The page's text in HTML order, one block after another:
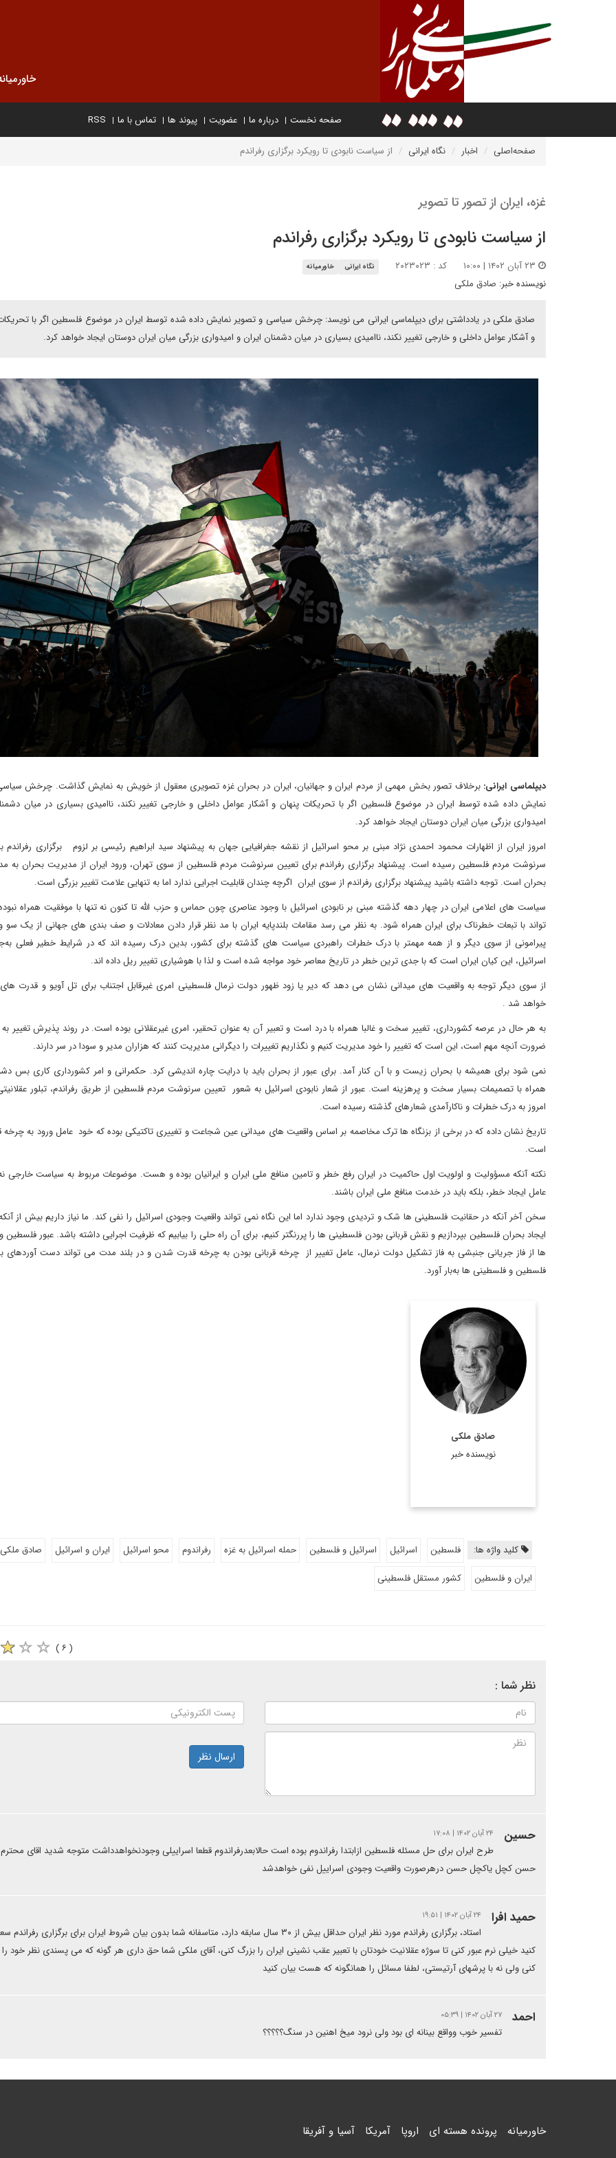
صفحه نخست درباره ما عضویت پیوند ها تماس با ما RSS
صفحه‌اصلی اخبار نگاه ایرانی از سیاست نابودی تا رویکرد برگزاری رفراندم
غزه، ایران از تصور تا تصویر
از سیاست نابودی تا رویکرد برگزاری رفراندم
کد : ۲۰۲۳۰۲۳ نگاه ایرانی خاورمیانه
نویسنده خبر: صادق ملکی
صادق ملکی در یادداشتی برای دیپلماسی ایرانی می نویسد: چرخش سیاسی و تصویر نمایش داده شده توسط ایران در موضوع فلسطین اگر با
و آشکار عوامل داخلی و خارجی تغییر نکند، ناامیدی بسیاری در میان دشمنان ایران و امیدواری بزرگی میان ایران دوستان ایجاد خواهد کرد.
دیپلماسی ایرانی:برخلاف تصور بخش مهمی از مردم ایران و جهانیان، ایران در بحران غزه تصویری معقول از خویش به نمایش گذاشت. چرخش
نمایش داده شده توسط ایران در موضوع فلسطین اگر با تحریکات پنهان و آشکار عوامل داخلی و خارجی تغییر نکند، ناامیدی بسیاری در میان
امیدواری بزرگی میان ایران دوستان ایجاد خواهد کرد.
امروز ایران از اظهارات محمود احمدی نژاد مبنی بر محو اسرائیل از نقشه جغرافیایی جهان به پیشنهاد سید ابراهیم رئیسی بر لزوم برگزاری رفراندم
سرنوشت مردم فلسطین رسیده است. پیشنهاد برگزاری رفراندم برای تعیین سرنوشت مردم فلسطین از سوی تهران،‌‌‌ ورود ایران از مدیریت بحران به
بحران است. توجه داشته باشید پیشنهاد برگزاری رفراندم از سوی ایران اگرچه چندان قابلیت اجرایی ندارد اما به تنهایی علامت تغییر بزرگی است.
سیاست های اعلامی ایران در چهار دهه گذشته مبنی بر نابودی اسرائیل با وجود عناصری چون حماس و حزب الله تا کنون نه تنها با موفقیت همراه
تواند با تبعات خطرناک برای ایران همراه شود. به نظر می رسد مقامات بلندپایه ایران با مد نظر قرار دادن معادلات و صف بندی های جهانی از یک سو
پیرامونی از سوی دیگر و از همه مهمتر با درک خطرات راهبردی سیاست های گذشته برای کشور، بدین درک رسیده اند که در شرایط خطیر فعلی
اسرائیل‌‌، این کیان ایران است که با جدی ترین خطر در تاریخ معاصر خود مواجه شده است و لذا با هوشیاری تغییر ریل داده اند.
از سوی دیگر توجه به واقعیت های میدانی نشان می دهد که دیر یا زود ظهور دولت نرمال فلسطینی امری غیرقابل اجتناب‌ برای تل آویو و قدرت
خواهد شد .
به هر حال در عرصه کشورداری، تغییر سخت و غالبا همراه با درد است و تعبیر آن به عنوان تحقیر، امری غیرعقلانی بوده است. در روند پذیرش تغییر
ضرورت آنچه مهم است، این است که تغییر را خود مدیریت کنیم و نگذاریم تغییرات را دیگرانی مدیریت کنند که هزاران مدیر و سودا در سر دارند.
نمی شود برای همیشه با بحران زیست‌‌ و با آن کنار آمد. برای عبور از بحران باید با درایت چاره اندیشی کرد. حکمرانی و امر کشورداری کاری بس
همراه با تصمیمات بسیار سخت و پرهزینه است. عبور از شعار نابودی اسرائیل به شعور تعیین سرنوشت مردم فلسطین از طریق رفراندم، تبلور
امروز به درک خطرات و ناکارآمدی شعارهای گذشته رسیده است.
تاریخ نشان داده که در برخی از بزنگاه ها ترک مخاصمه بر اساس واقعیت های میدانی عین شجاعت و تغییری تاکتیکی بوده که خود عامل ورود به
است.
نکته آنکه مسؤولیت و اولویت اول حاکمیت در ایران رفع خطر و تامین منافع ملی ایران و ایرانیان بوده و هست. موضوعات مربوط به سیاست خارجی نه
عامل ایجاد خطر، بلکه باید در خدمت منافع ملی ایران باشند.
سخن آخر آنکه در حقانیت فلسطینی ها شک و تردیدی وجود ندارد اما این نگاه نمی تواند واقعیت وجودی اسرائیل را نفی کند. ما نیاز داریم بیش از
ایجاد بحران فلسطین بپردازیم و نقش قربانی بودن فلسطینی ها را پررنگتر کنیم، برای آن راه حلی را بیابیم که ظرفیت اجرایی داشته باشد. عبور
ها از فاز جریانی جنبشی به فاز تشکیل دولت نرمال، عامل تغییر از چرخه قربانی بودن به چرخه قدرت شدن و در بلند مدت می تواند دست آوردهای
فلسطین و فلسطینی ها به‌بار آورد.
صادق ملکی
نویسنده خبر
صادق ملکی،کارشناس،
استراتژیست و تحلیلگر
ارشد مسائل سیاسی است.
اطلاعات بیشتر
کلید واژه ها: فلسطین اسرائیل اسرائیل و فلسطین حمله اسرائیل به غزه رفراندوم محو اسرائیل ایران و اسرائیل
صادق ملکی
ایران و فلسطین
کشور مستقل فلسطینی
( ۶ )
نظر شما :
ارسال نظر
حسین ۲۴ آبان ۱۴۰۲ | ۱۷:۰۸
طرح ایران برای حل مسئله فلسطین ازابتدا رفراندوم بوده است حالابعدرفراندوم قطعا اسراییلی وجودنخواهدداشت متوجه شدید اقای
حسن کچل یاکچل حسن درهرصورت واقعیت وجودی اسراییل نفی خواهدشد
حمید افرا ۲۴ آبان ۱۴۰۲ | ۱۹:۵۱
استاد، برگزاری رفراندم مورد نظر ایران حداقل بیش از ۳۰ سال سابقه دارد، متاسفانه شما بدون بیان شروط ایران برای برگزاری
کنید خیلی نرم عبور کنی تا سوژه عقلانیت خودتان با تعبیر عقب نشینی ایران را بزرگ کنی، آقای ملکی شما حق داری هر گونه که می پسندی نظر خود را
کنی ولی نه با پرشهای آرتیستی، لطفا مسائل را همانگونه که هست بیان کنید
احمد ۲۷ آبان ۱۴۰۲ | ۰۵:۳۹
تفسیر خوب وواقع بینانه ای بود ولی نرود میخ اهنین در سنگ؟؟؟؟؟
خاورمیانه پرونده هسته ای اروپا آمریکا آسیا و آفریقا